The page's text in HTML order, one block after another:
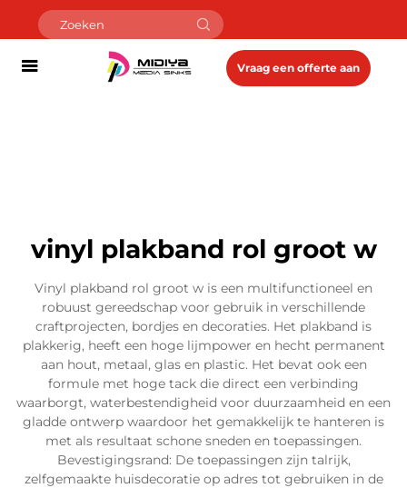
Vraag een offerte aan
vinyl plakband rol groot w
Vinyl plakband rol groot w is een multifunctioneel en
robuust gereedschap voor gebruik in verschillende
craftprojecten, bordjes en decoraties. Het plakband is
plakkerig, heeft een hoge lijmpower en hecht permanent
aan hout, metaal, glas en plastic. Het bevat ook een
formule met hoge tack die direct een verbinding
waarborgt, waterbestendigheid voor duurzaamheid en een
gladde ontwerp waardoor het gemakkelijk te hanteren is
met als resultaat schone sneden en toepassingen.
Bevestigingsrand: De toepassingen zijn talrijk,
zelfgemaakte huisdecoratie op adres tot gebruiken in de